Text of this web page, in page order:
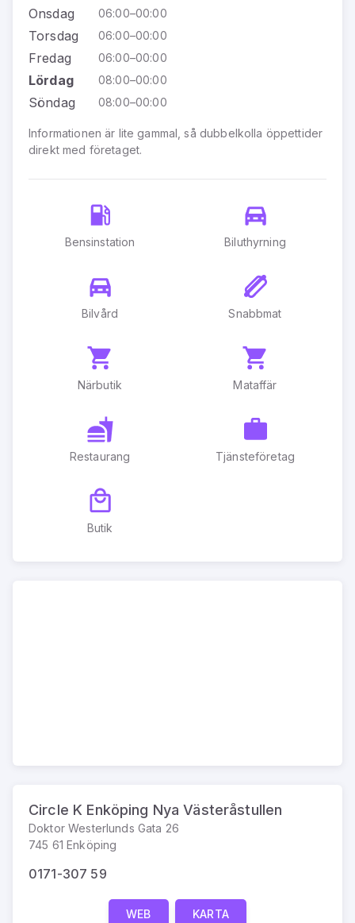
Onsdag 06:00–00:00
Torsdag 06:00–00:00
Fredag 06:00–00:00
Lördag 08:00–00:00
Söndag 08:00–00:00
Informationen är lite gammal, så dubbelkolla öppettider
direkt med företaget.
Bensinstation Biluthyrning
Bilvård Snabbmat
Närbutik Mataffär
Restaurang Tjänsteföretag
Butik
Circle K Enköping Nya Västeråstullen
Doktor Westerlunds Gata 26
745 61 Enköping
0171-307 59
WEB KARTA